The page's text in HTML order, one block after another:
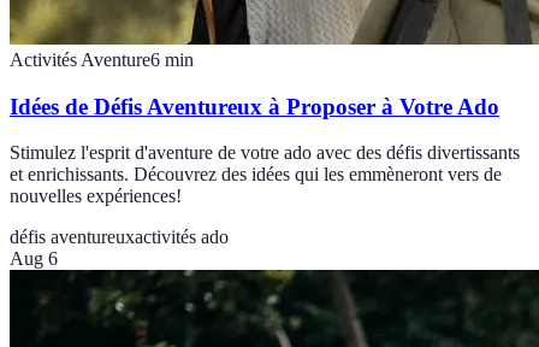
Activités Aventure6 min
Idées de Défis Aventureux à Proposer à Votre Ado
Stimulez l'esprit d'aventure de votre ado avec des défis divertissants
et enrichissants. Découvrez des idées qui les emmèneront vers de
nouvelles expériences!
défis aventureuxactivités ado
Aug 6